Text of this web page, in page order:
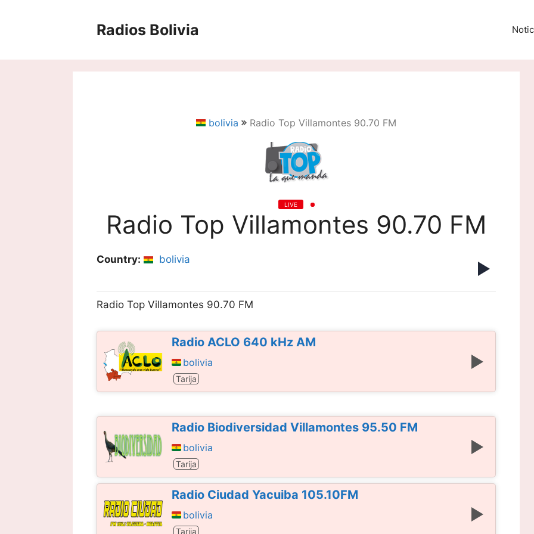
Radios Bolivia
bolivia Radio Top Villamontes 90.70 FM
LIVE
Radio Top Villamontes 90.70 FM
Country: bolivia
Radio Top Villamontes 90.70 FM
Radio ACLO 640 kHz AM
bolivia
Tarija
Radio Biodiversidad Villamontes 95.50 FM
bolivia
Tarija
Radio Ciudad Yacuiba 105.10FM
bolivia
Tarija